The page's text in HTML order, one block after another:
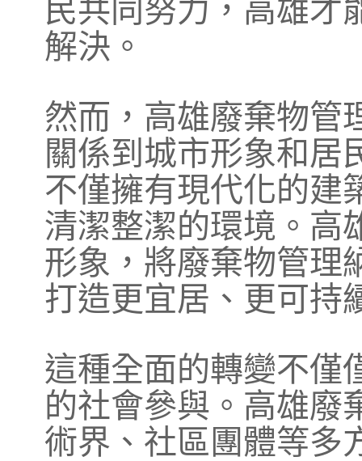
民共同努力，高雄才
解決。
然而，高雄廢棄物管
關係到城市形象和居
不僅擁有現代化的建
清潔整潔的環境。高
形象，將廢棄物管理
打造更宜居、更可持
這種全面的轉變不僅
的社會參與。高雄廢
術界、社區團體等多